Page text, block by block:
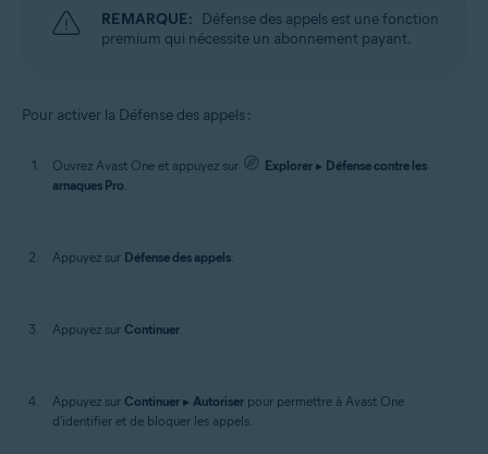
REMARQUE: Défense des appels est une fonction
premium qui nécessite un abonnement payant.
Pour activer la Défense des appels :
Ouvrez Avast One et appuyez sur Explorer ▸ Défense contre les
arnaques Pro.
Appuyez sur Défense des appels.
Appuyez sur Continuer.
Appuyez sur Continuer ▸ Autoriser pour permettre à Avast One
d'identifier et de bloquer les appels.